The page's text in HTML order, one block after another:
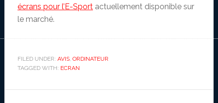
écrans pour l’E-Sportactuellement disponible sur
le marché.
FILED UNDER: AVIS, ORDINATEUR
TAGGED WITH: ECRAN